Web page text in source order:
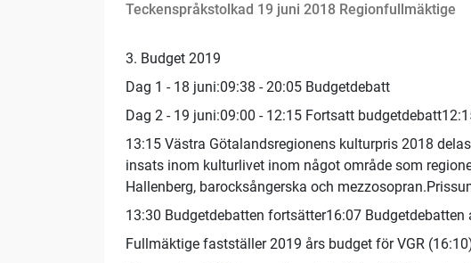
Teckenspråkstolkad 19 juni 2018 Regionfullmäktige
3. Budget 2019
Dag 1 - 18 juni:09:38 - 20:05 Budgetdebatt
Dag 2 - 19 juni:09:00 - 12:15 Fortsatt
13:15 Västra Götalandsregionens kulturpris 2018
insats inom kulturlivet inom något område som
Hallenberg, barocksångerska och
13:30 Budgetdebatten fortsätter16:07 Budgetdebatten
Fullmäktige fastställer 2019 års budget för VGR